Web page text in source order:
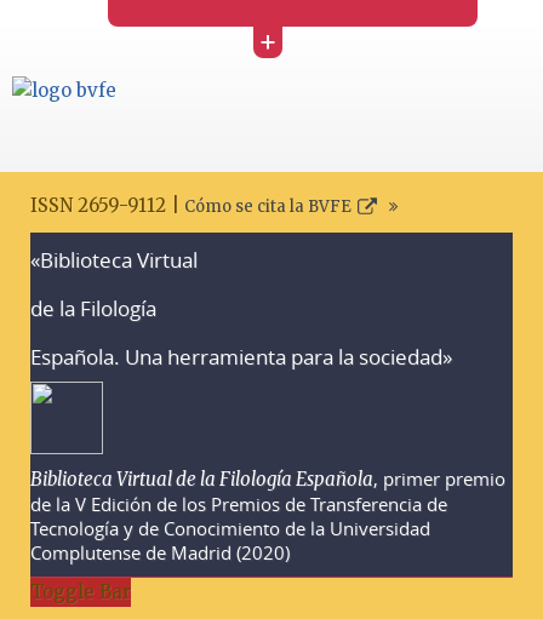
+
ISSN 2659-9112 | Cómo se cita la BVFE
«Biblioteca Virtual
de la Filología
Española. Una herramienta para la sociedad»
Biblioteca Virtual de la Filología Española, primer premio
de la V Edición de los Premios de Transferencia de
Tecnología y de Conocimiento de la Universidad
Complutense de Madrid (2020)
Toggle Bar